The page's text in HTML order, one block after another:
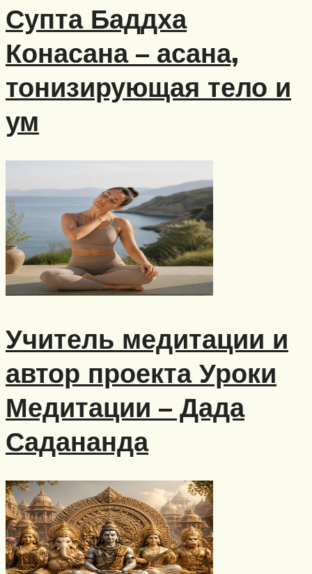
Супта Баддха
Конасана – асана,
тонизирующая тело и
ум
Учитель медитации и
автор проекта Уроки
Медитации – Дада
Садананда